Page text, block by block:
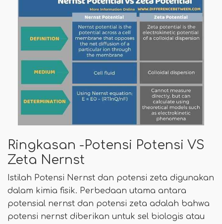
Ringkasan -Potensi Potensi VS
Zeta Nernst
Istilah Potensi Nernst dan potensi zeta digunakan
dalam kimia fisik. Perbedaan utama antara
potensial nernst dan potensi zeta adalah bahwa
potensi nernst diberikan untuk sel biologis atau